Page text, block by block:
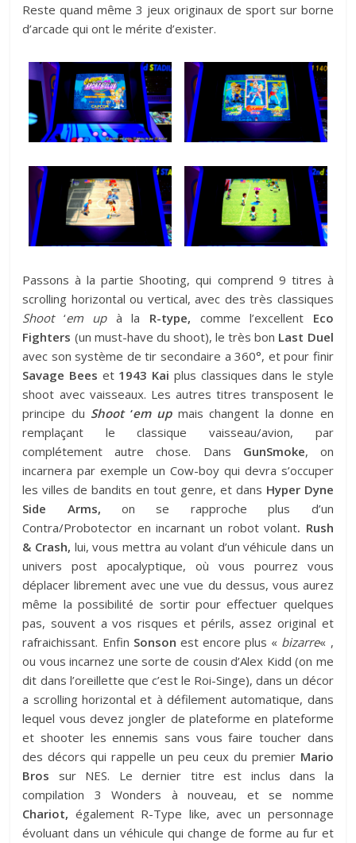
Reste quand même 3 jeux originaux de sport sur borne
d’arcade qui ont le mérite d’exister.
Passons à la partie Shooting, qui comprend 9 titres à
scrolling horizontal ou vertical, avec des très classiques
Shoot‘em upà la R-type, comme l’excellent Eco
Fighters (un must-have du shoot), le très bon Last Duel
avec son système de tir secondaire a 360°, et pour finir
Savage Bees et 1943 Kai plus classiques dans le style
shoot avec vaisseaux. Les autres titres transposent le
principe du Shoot‘em upmais changent la donne en
remplaçant le classique vaisseau/avion, par
complétement autre chose. Dans GunSmoke, on
incarnera par exemple un Cow-boy qui devra s’occuper
les villes de bandits en tout genre, et dans Hyper Dyne
Side Arms,on se rapproche plus d’un
Contra/Probotector en incarnant un robot volant. Rush
& Crash, lui, vous mettra au volant d’un véhicule dans un
univers post apocalyptique, où vous pourrez vous
déplacer librement avec une vue du dessus, vous aurez
même la possibilité de sortir pour effectuer quelques
pas, souvent a vos risques et périls, assez original et
rafraichissant. Enfin Sonson est encore plus « bizarre« ,
ou vous incarnez une sorte de cousin d’Alex Kidd (on me
dit dans l’oreillette que c’est le Roi-Singe), dans un décor
a scrolling horizontal et à défilement automatique, dans
lequel vous devez jongler de plateforme en plateforme
et shooter les ennemis sans vous faire toucher dans
des décors qui rappelle un peu ceux du premier Mario
Bros sur NES. Le dernier titre est inclus dans la
compilation 3 Wonders à nouveau, et se nomme
Chariot, également R-Type like, avec un personnage
évoluant dans un véhicule qui change de forme au fur et